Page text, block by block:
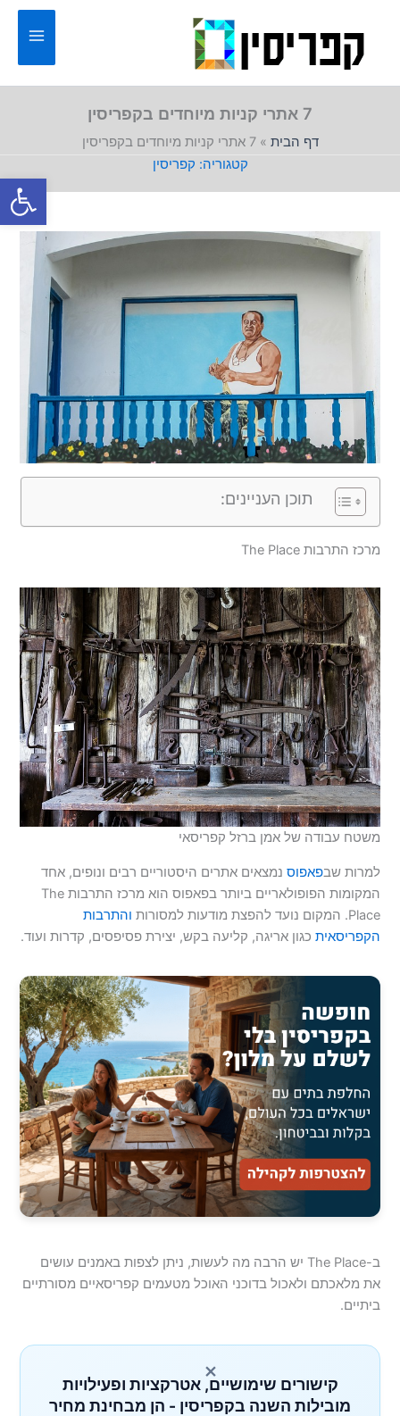
פתח
7 אתרי קניות מיוחדים בקפריסין
דף הבית »7 אתרי קניות מיוחדים בקפריסין
קפריסין
תוכן העניינים:
מרכז התרבות The Place
משטח עבודה של אמן ברזל קפריסאי
למרות שבפאפוס נמצאים אתרים היסטוריים רבים ונופים, אחד
המקומות הפופולאריים ביותר בפאפוס הוא מרכז התרבות The
Place. המקום נועד להפצת מודעות למסורות
והתרבות
הקפריסאית כגון אריגה, קליעה בקש, יצירת פסיפסים, קדרות ועוד.
ב-The Place יש הרבה מה לעשות, ניתן לצפות באמנים עושים
את מלאכתם ולאכול בדוכני האוכל מטעמים קפריסאיים מסורתיים
ביתיים.
×
קישורים שימושיים, אטרקציות ופעילויות
מובילות השנה בקפריסין - הן מבחינת מחיר